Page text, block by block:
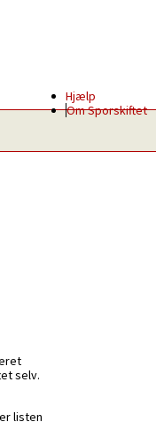
Hjælp
Om Sporskiftet
selv.
listen